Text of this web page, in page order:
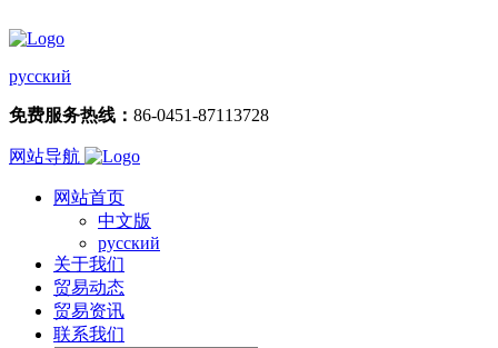
русский
免费服务热线： 86-0451-87113728
网站导航
网站首页
中文版
русский
关于我们
贸易动态
贸易资讯
联系我们